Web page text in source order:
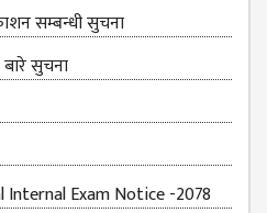
सम्बन्धी सुचना
सुचना
Internal Exam Notice -2078